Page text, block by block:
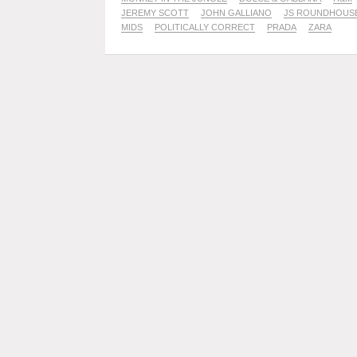
JEREMY SCOTT
JOHN GALLIANO
JS
MIDS
POLITICALLY CORRECT PRADA ZARA